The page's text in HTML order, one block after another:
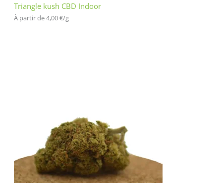
Triangle kush CBD Indoor
À partir de 4,00€/g